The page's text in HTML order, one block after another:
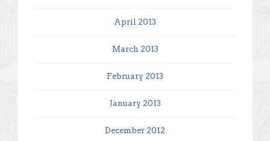
April 2013
March 2013
February 2013
January 2013
December 2012